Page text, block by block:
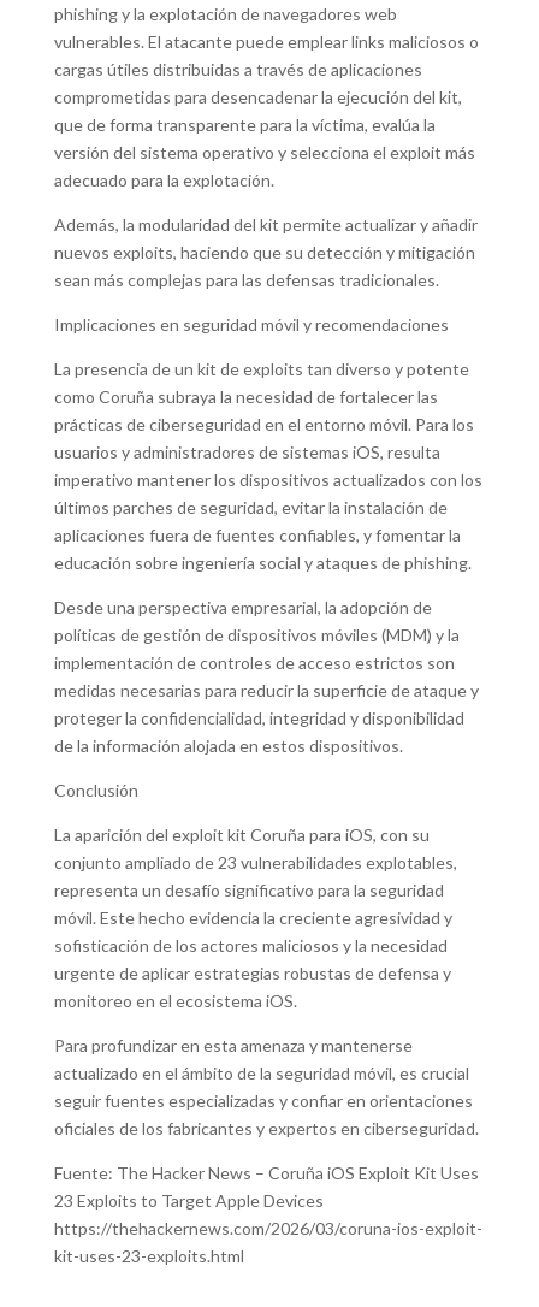
phishing y la explotación de navegadores web
vulnerables. El atacante puede emplear links maliciosos o
cargas útiles distribuidas a través de aplicaciones
comprometidas para desencadenar la ejecución del kit,
que de forma transparente para la víctima, evalúa la
versión del sistema operativo y selecciona el exploit más
adecuado para la explotación.
Además, la modularidad del kit permite actualizar y añadir
nuevos exploits, haciendo que su detección y mitigación
sean más complejas para las defensas tradicionales.
Implicaciones en seguridad móvil y recomendaciones
La presencia de un kit de exploits tan diverso y potente
como Coruña subraya la necesidad de fortalecer las
prácticas de ciberseguridad en el entorno móvil. Para los
usuarios y administradores de sistemas iOS, resulta
imperativo mantener los dispositivos actualizados con los
últimos parches de seguridad, evitar la instalación de
aplicaciones fuera de fuentes confiables, y fomentar la
educación sobre ingeniería social y ataques de phishing.
Desde una perspectiva empresarial, la adopción de
políticas de gestión de dispositivos móviles (MDM) y la
implementación de controles de acceso estrictos son
medidas necesarias para reducir la superficie de ataque y
proteger la confidencialidad, integridad y disponibilidad
de la información alojada en estos dispositivos.
Conclusión
La aparición del exploit kit Coruña para iOS, con su
conjunto ampliado de 23 vulnerabilidades explotables,
representa un desafío significativo para la seguridad
móvil. Este hecho evidencia la creciente agresividad y
sofisticación de los actores maliciosos y la necesidad
urgente de aplicar estrategias robustas de defensa y
monitoreo en el ecosistema iOS.
Para profundizar en esta amenaza y mantenerse
actualizado en el ámbito de la seguridad móvil, es crucial
seguir fuentes especializadas y confiar en orientaciones
oficiales de los fabricantes y expertos en ciberseguridad.
Fuente: The Hacker News – Coruña iOS Exploit Kit Uses
23 Exploits to Target Apple Devices
https://thehackernews.com/2026/03/coruna-ios-exploit-
kit-uses-23-exploits.html